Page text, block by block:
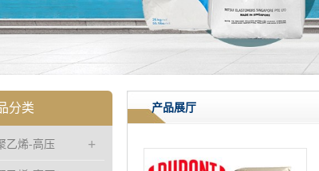
分类
乙烯-高压 +
产品展厅